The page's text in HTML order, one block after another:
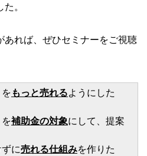
。
あれば、ぜひセミナーをご視聴
もっと売れるようにした
補助金の対象にして、提案
に売れる仕組みを作りた